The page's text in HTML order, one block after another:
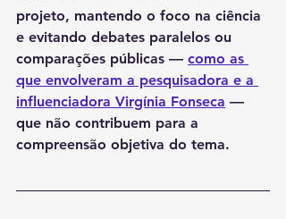
projeto, mantendo o foco na ciência
e evitando debates paralelos ou
comparações públicas — como as
que envolveram a pesquisadora e a
influenciadora Virgínia Fonseca —
que não contribuem para a
compreensão objetiva do tema.